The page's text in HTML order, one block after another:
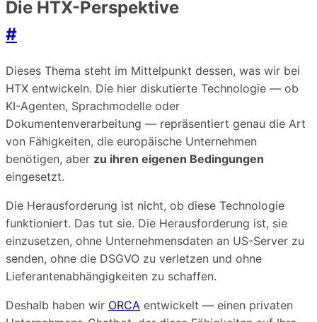
Die HTX-Perspektive
#
Dieses Thema steht im Mittelpunkt dessen, was wir bei
HTX entwickeln. Die hier diskutierte Technologie — ob
KI-Agenten, Sprachmodelle oder
Dokumentenverarbeitung — repräsentiert genau die Art
von Fähigkeiten, die europäische Unternehmen
benötigen, aber zu ihren eigenen Bedingungen
eingesetzt.
Die Herausforderung ist nicht, ob diese Technologie
funktioniert. Das tut sie. Die Herausforderung ist, sie
einzusetzen, ohne Unternehmensdaten an US-Server zu
senden, ohne die DSGVO zu verletzen und ohne
Lieferantenabhängigkeiten zu schaffen.
Deshalb haben wir ORCA entwickelt — einen privaten